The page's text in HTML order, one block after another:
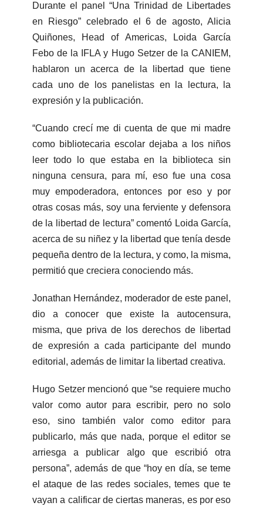
Durante el panel “Una Trinidad de Libertades
en Riesgo” celebrado el 6 de agosto, Alicia
Quiñones, Head of Americas, Loida García
Febo de la IFLA y Hugo Setzer de la CANIEM,
hablaron un acerca de la libertad que tiene
cada uno de los panelistas en la lectura, la
expresión y la publicación.
“Cuando crecí me di cuenta de que mi madre
como bibliotecaria escolar dejaba a los niños
leer todo lo que estaba en la biblioteca sin
ninguna censura, para mí, eso fue una cosa
muy empoderadora, entonces por eso y por
otras cosas más, soy una ferviente y defensora
de la libertad de lectura” comentó Loida García,
acerca de su niñez y la libertad que tenía desde
pequeña dentro de la lectura, y como, la misma,
permitió que creciera conociendo más.
Jonathan Hernández, moderador de este panel,
dio a conocer que existe la autocensura,
misma, que priva de los derechos de libertad
de expresión a cada participante del mundo
editorial, además de limitar la libertad creativa.
Hugo Setzer mencionó que “se requiere mucho
valor como autor para escribir, pero no solo
eso, sino también valor como editor para
publicarlo, más que nada, porque el editor se
arriesga a publicar algo que escribió otra
persona”, además de que “hoy en día, se teme
el ataque de las redes sociales, temes que te
vayan a calificar de ciertas maneras, es por eso